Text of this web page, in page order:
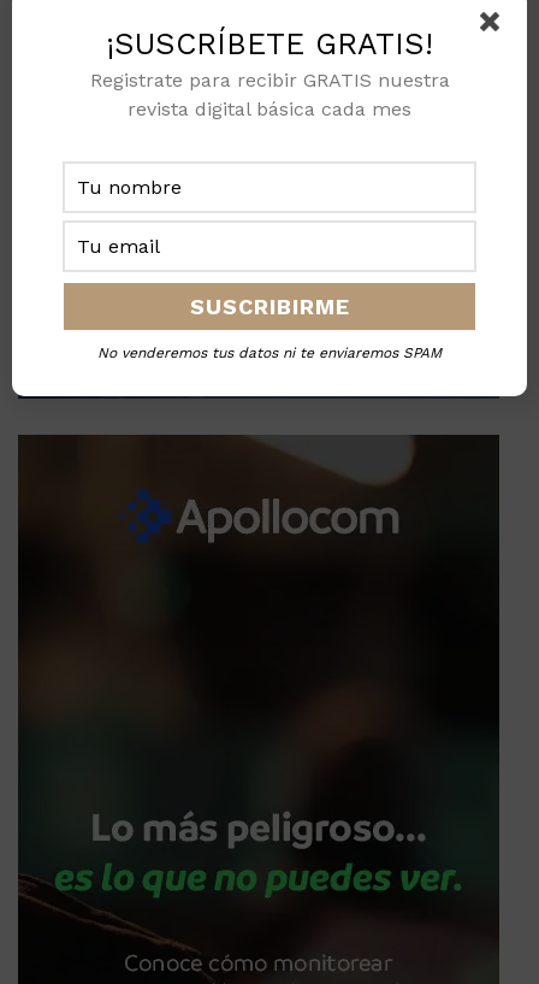
¡SUSCRÍBETE GRATIS!
Registrate para recibir GRATIS nuestra
revista digital básica cada mes
No venderemos tus datos ni te enviaremos SPAM